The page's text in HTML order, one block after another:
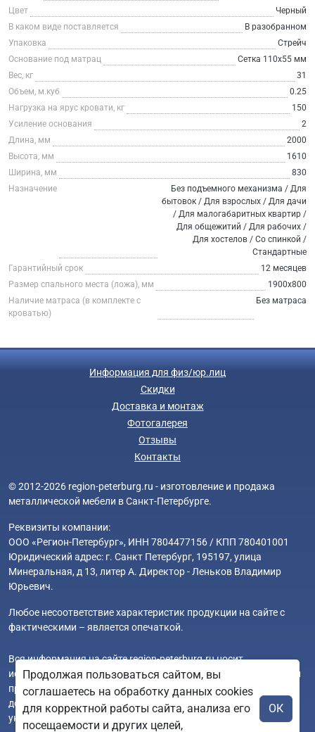
Цвет
Черный
В каком виде поставляется
В разобранном
Упаковка
Стрейч
Основание под матрац
Сетка 110х55 мм
Вес, кг
31
Объем, м.куб
0.25
Нагрузка на ярус кровати, кг
150
Усиление основания
2
Длина, мм
2000
Высота, мм
1610
Ширина, мм
830
Назначение
Без подъемного механизма / Для
бытовок / Для взрослых / Для дачи
/ Для малогабаритных квартир /
Для общежитий / Для рабочих /
Для хостелов / Со спинкой /
Стандартные
Гарантийный срок
12 месяцев
Размер спального места (ложа), мм
1900х800
Наличие матраса (в комплекте с
кроватью)
Без матраса
Информация для физ/юр.лиц
Скидки
Доставка и монтаж
Фотогалерея
Отзывы
Контакты
© 2012-2026 region-peterburg.ru - изготовление и продажа
металлической мебели в Санкт-Петербурге.
Реквизиты компании:
ООО «Регион-Петербург», ИНН 7804477156 / КПП 780401001
Юридический адрес: г. Санкт Петербург, 195197, улица
Минеральная, д 13, литер А. Директор - Леньков Владимир
Юрьевич.
Любое несоответствие характеристик продукции на сайте с
фактическими – является опечаткой.
Вся информация на сайте region-peterburg.ru носит
исключительно ознакомительный и справочный характер и ни
при каких условиях не является публичной офертой. Всю
дополнительную информацию можно узнать по телефонам
указанным на сайте.
Продолжая пользоваться сайтом, вы
соглашаетесь на обработку данных cookies
для корректной работы сайта, анализа его
посещаемости и других целей,
ОК